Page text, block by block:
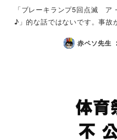
「ブレーキランプ5回点滅 ア
♪」的な話ではないです。事故
赤ペソ先生